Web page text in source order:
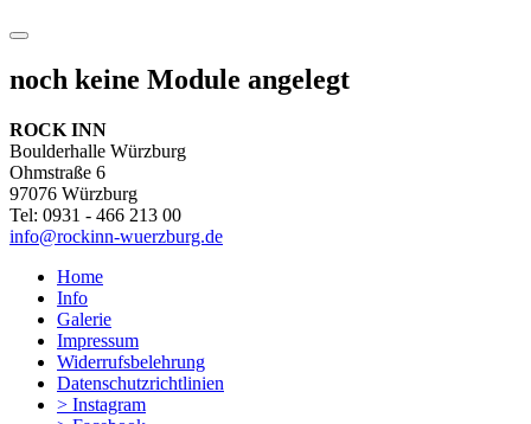
noch keine Module angelegt
ROCK INN
Boulderhalle Würzburg
Ohmstraße 6
97076 Würzburg
Tel: 0931 - 466 213 00
info@rockinn-wuerzburg.de
Home
Info
Galerie
Impressum
Widerrufsbelehrung
Datenschutzrichtlinien
> Instagram